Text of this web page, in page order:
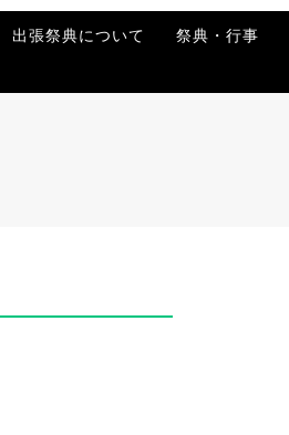
出張祭典について 祭典・行事